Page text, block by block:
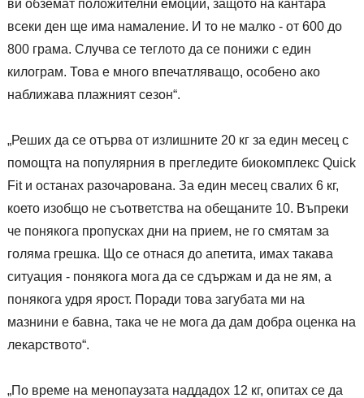
ви обземат положителни емоции, защото на кантара
всеки ден ще има намаление. И то не малко - от 600 до
800 грама. Случва се теглото да се понижи с един
килограм. Това е много впечатляващо, особено ако
наближава плажният сезон“.
„Реших да се отърва от излишните 20 кг за един месец с
помощта на популярния в прегледите биокомплекс Quick
Fit и останах разочарована. За един месец свалих 6 кг,
което изобщо не съответства на обещаните 10. Въпреки
че понякога пропусках дни на прием, не го смятам за
голяма грешка. Що се отнася до апетита, имах такава
ситуация - понякога мога да се сдържам и да не ям, а
понякога удря ярост. Поради това загубата ми на
мазнини е бавна, така че не мога да дам добра оценка на
лекарството“.
„По време на менопаузата наддадох 12 кг, опитах се да